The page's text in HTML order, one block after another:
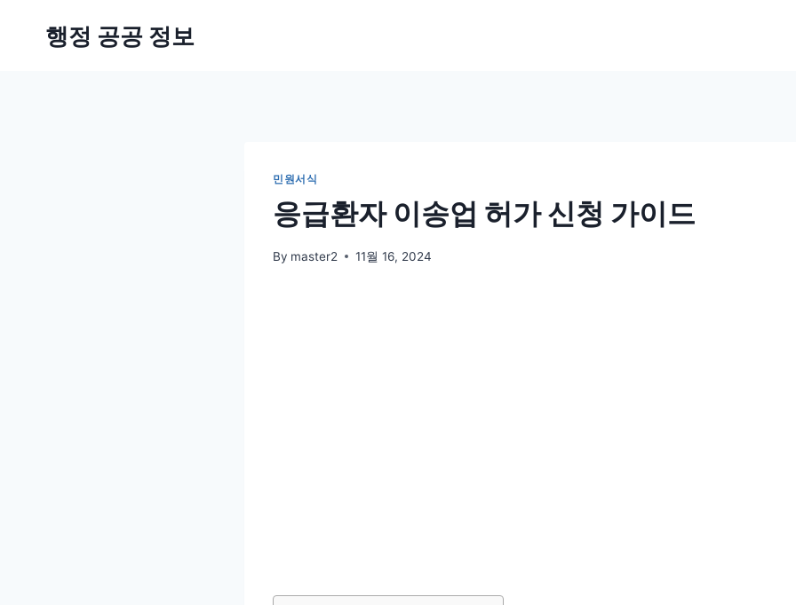
행정 공공 정보
민원서식
응급환자 이송업 허가 신청 가이드
By master2 11월 16, 2024